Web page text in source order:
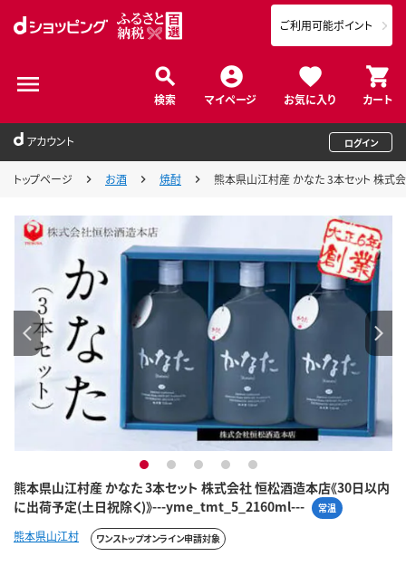
検索 マイページ お気に入り カート
ご利用可能ポイント
アカウント ログイン
トップページ お酒 焼酎 熊本県山江村産 かなた 3本セット 株式
熊本県山江村産 かなた 3本セット 株式会社 恒松酒造本店《30日以内
に出荷予定(土日祝除く)》---yme_tmt_5_2160ml---
常温
1 2 3 4 5
熊本県山江村 ワンストップオンライン申請対象